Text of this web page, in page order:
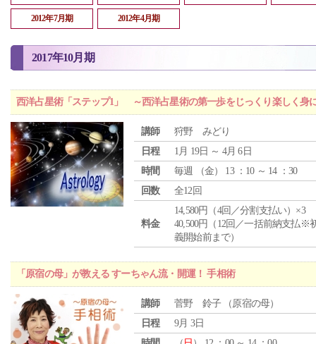
2012年7月期 2012年4月期
2017年10月期
西洋占星術「ステップ1」 ～西洋占星術の第一歩をじっくり楽しく身
講師
狩野 みどり
日程
1月 19日 ～ 4月 6日
時間
毎週 （金） 13 ：10 ～ 14 ：30
回数
全12回
料金
14,580円（4回／分割支払い）×3
40,500円（12回／一括前納支払※
義開始前まで）
「原宿の母」が教える すーちゃん流・開運！ 手相術
講師
菅野 鈴子 （原宿の母）
日程
9月 3日